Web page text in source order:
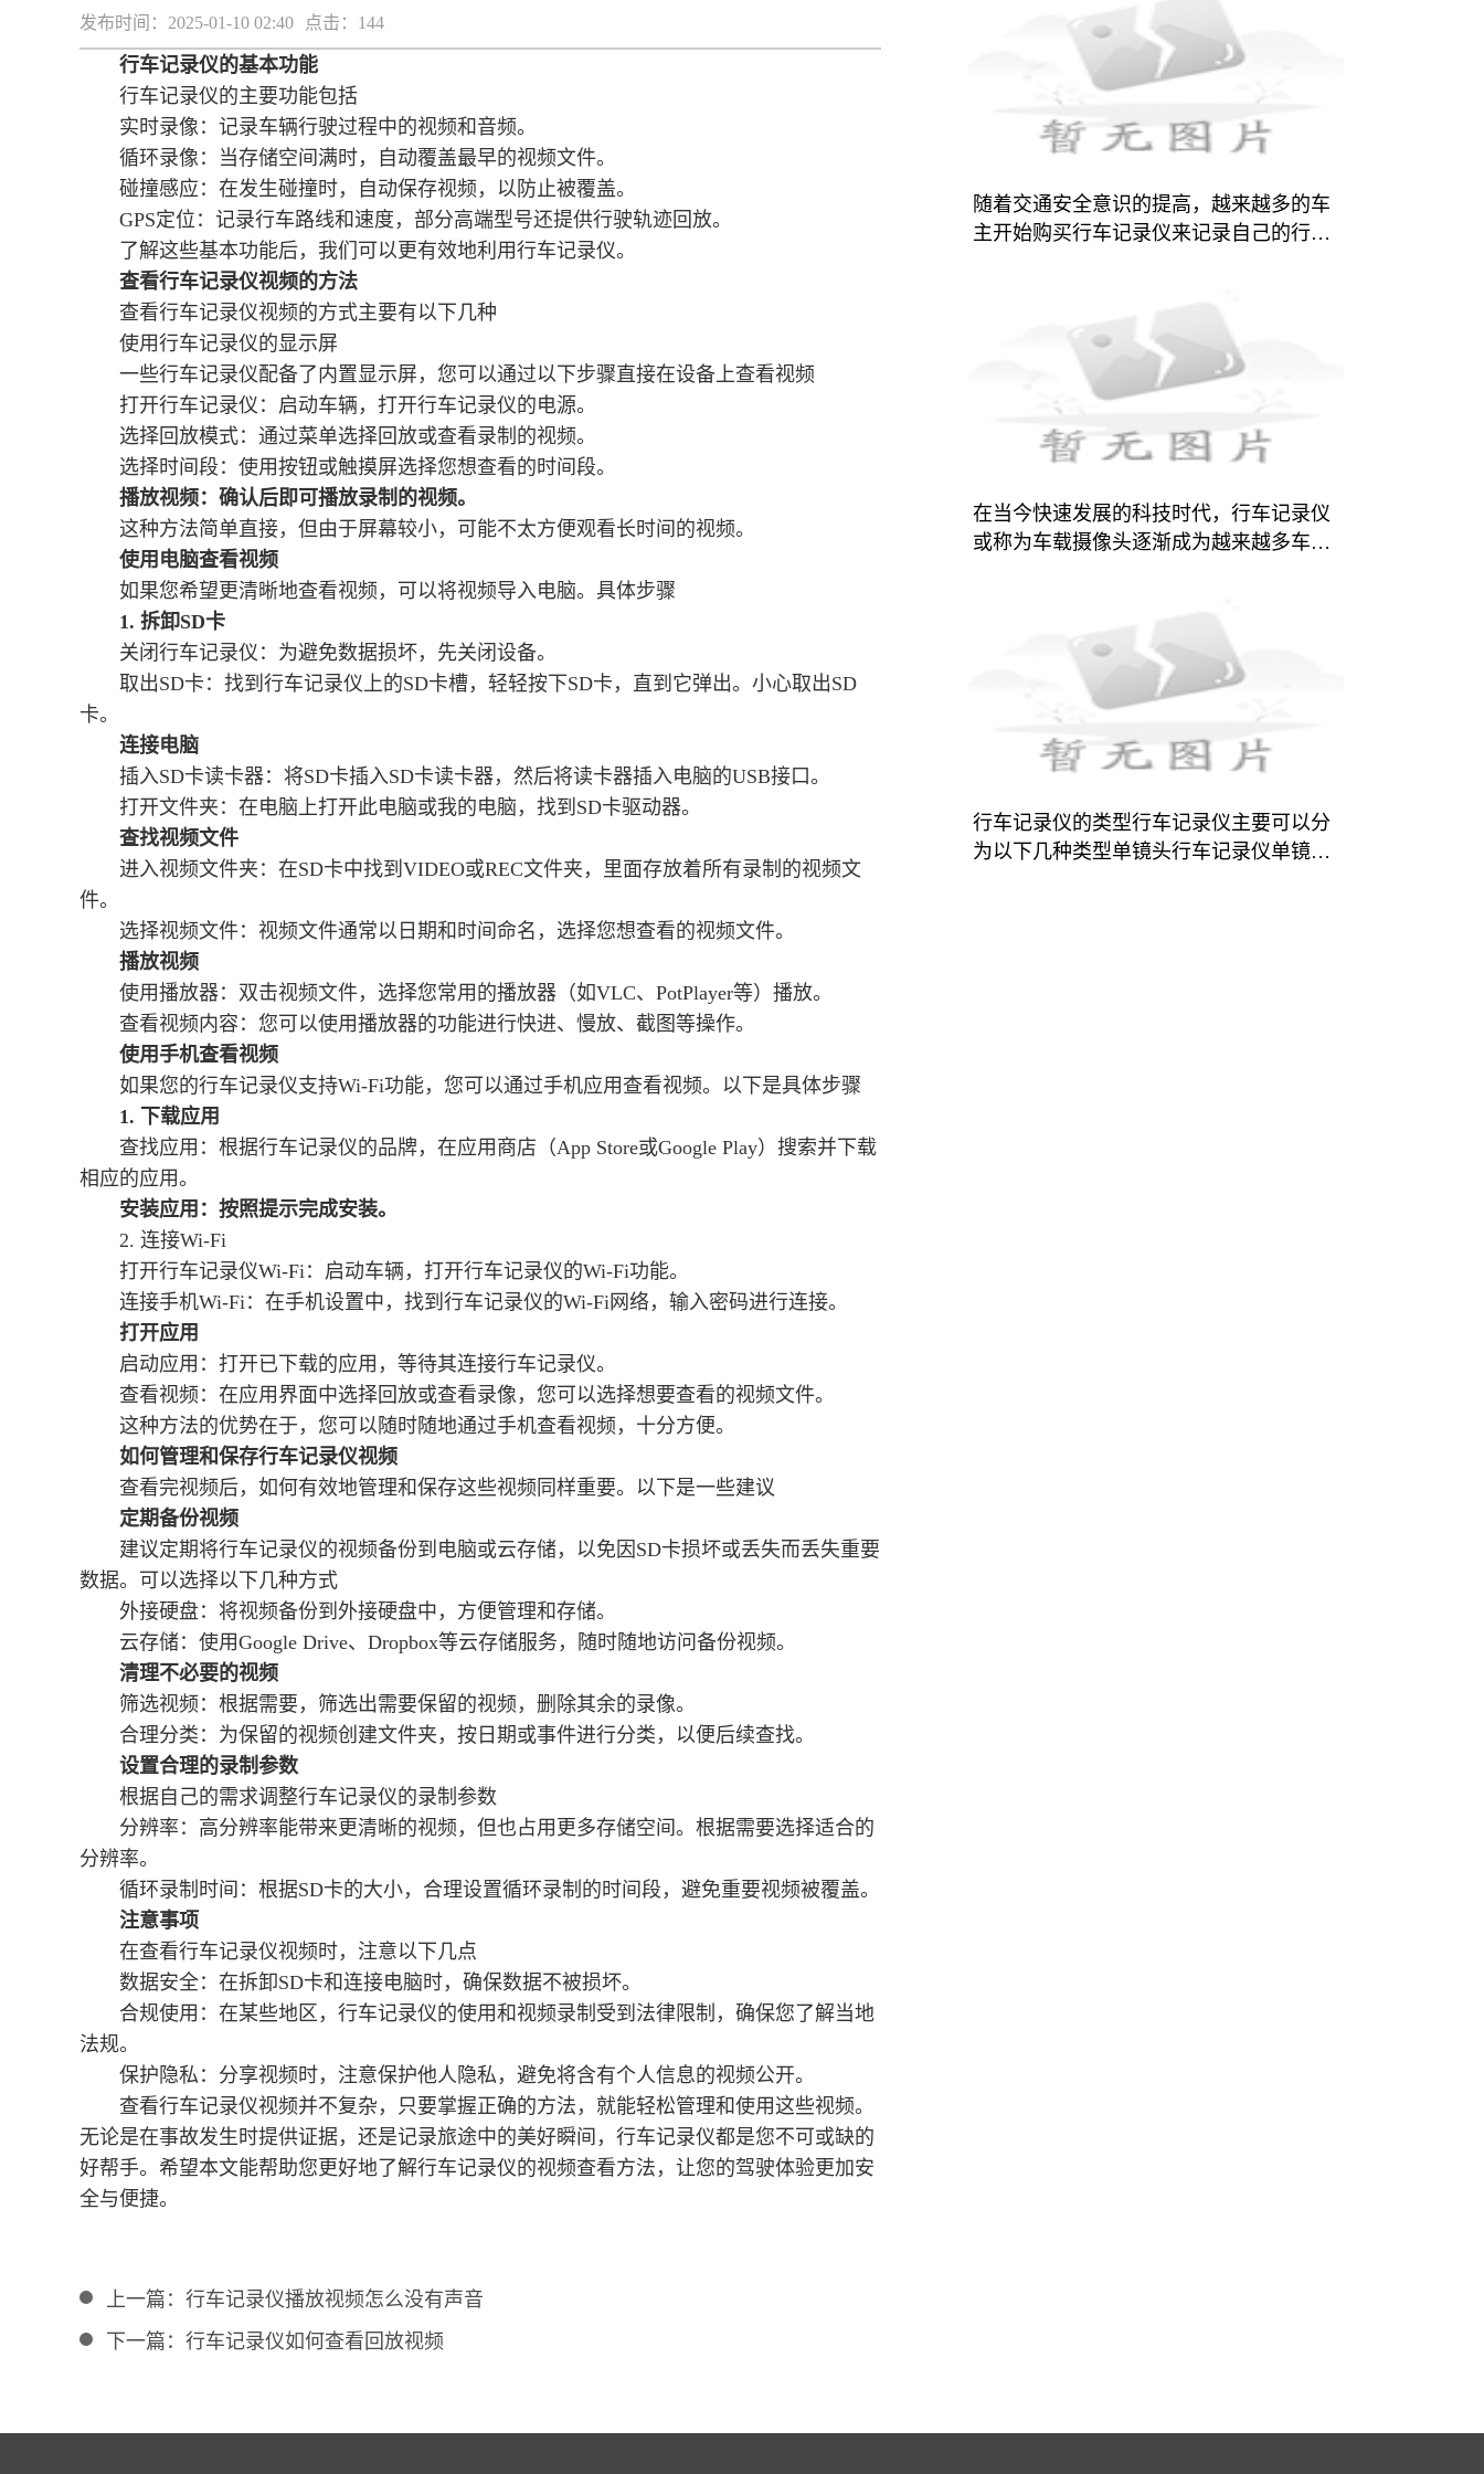
发布时间：2025-01-10 02:40 点击：144
行车记录仪的基本功能
行车记录仪的主要功能包括
实时录像：记录车辆行驶过程中的视频和音频。
循环录像：当存储空间满时，自动覆盖最早的视频文件。
碰撞感应：在发生碰撞时，自动保存视频，以防止被覆盖。
GPS定位：记录行车路线和速度，部分高端型号还提供行驶轨迹回放。
了解这些基本功能后，我们可以更有效地利用行车记录仪。
查看行车记录仪视频的方法
查看行车记录仪视频的方式主要有以下几种
使用行车记录仪的显示屏
一些行车记录仪配备了内置显示屏，您可以通过以下步骤直接在设备上查看视频
打开行车记录仪：启动车辆，打开行车记录仪的电源。
选择回放模式：通过菜单选择回放或查看录制的视频。
选择时间段：使用按钮或触摸屏选择您想查看的时间段。
播放视频：确认后即可播放录制的视频。
这种方法简单直接，但由于屏幕较小，可能不太方便观看长时间的视频。
使用电脑查看视频
如果您希望更清晰地查看视频，可以将视频导入电脑。具体步骤
1. 拆卸SD卡
关闭行车记录仪：为避免数据损坏，先关闭设备。
取出SD卡：找到行车记录仪上的SD卡槽，轻轻按下SD卡，直到它弹出。小心取出SD
卡。
连接电脑
插入SD卡读卡器：将SD卡插入SD卡读卡器，然后将读卡器插入电脑的USB接口。
打开文件夹：在电脑上打开此电脑或我的电脑，找到SD卡驱动器。
查找视频文件
进入视频文件夹：在SD卡中找到VIDEO或REC文件夹，里面存放着所有录制的视频文
件。
选择视频文件：视频文件通常以日期和时间命名，选择您想查看的视频文件。
播放视频
使用播放器：双击视频文件，选择您常用的播放器（如VLC、PotPlayer等）播放。
查看视频内容：您可以使用播放器的功能进行快进、慢放、截图等操作。
使用手机查看视频
如果您的行车记录仪支持Wi-Fi功能，您可以通过手机应用查看视频。以下是具体步骤
1. 下载应用
查找应用：根据行车记录仪的品牌，在应用商店（App Store或Google Play）搜索并下载
相应的应用。
安装应用：按照提示完成安装。
2. 连接Wi-Fi
打开行车记录仪Wi-Fi：启动车辆，打开行车记录仪的Wi-Fi功能。
连接手机Wi-Fi：在手机设置中，找到行车记录仪的Wi-Fi网络，输入密码进行连接。
打开应用
启动应用：打开已下载的应用，等待其连接行车记录仪。
查看视频：在应用界面中选择回放或查看录像，您可以选择想要查看的视频文件。
这种方法的优势在于，您可以随时随地通过手机查看视频，十分方便。
如何管理和保存行车记录仪视频
查看完视频后，如何有效地管理和保存这些视频同样重要。以下是一些建议
定期备份视频
建议定期将行车记录仪的视频备份到电脑或云存储，以免因SD卡损坏或丢失而丢失重要
数据。可以选择以下几种方式
外接硬盘：将视频备份到外接硬盘中，方便管理和存储。
云存储：使用Google Drive、Dropbox等云存储服务，随时随地访问备份视频。
清理不必要的视频
筛选视频：根据需要，筛选出需要保留的视频，删除其余的录像。
合理分类：为保留的视频创建文件夹，按日期或事件进行分类，以便后续查找。
设置合理的录制参数
根据自己的需求调整行车记录仪的录制参数
分辨率：高分辨率能带来更清晰的视频，但也占用更多存储空间。根据需要选择适合的
分辨率。
循环录制时间：根据SD卡的大小，合理设置循环录制的时间段，避免重要视频被覆盖。
注意事项
在查看行车记录仪视频时，注意以下几点
数据安全：在拆卸SD卡和连接电脑时，确保数据不被损坏。
合规使用：在某些地区，行车记录仪的使用和视频录制受到法律限制，确保您了解当地
法规。
保护隐私：分享视频时，注意保护他人隐私，避免将含有个人信息的视频公开。
查看行车记录仪视频并不复杂，只要掌握正确的方法，就能轻松管理和使用这些视频。
无论是在事故发生时提供证据，还是记录旅途中的美好瞬间，行车记录仪都是您不可或缺的
好帮手。希望本文能帮助您更好地了解行车记录仪的视频查看方法，让您的驾驶体验更加安
全与便捷。
上一篇： 行车记录仪播放视频怎么没有声音
下一篇： 行车记录仪如何查看回放视频
随着交通安全意识的提高，越来越多的车
主开始购买行车记录仪来记录自己的行车
在当今快速发展的科技时代，行车记录仪
或称为车载摄像头逐渐成为越来越多车主
行车记录仪的类型行车记录仪主要可以分
为以下几种类型单镜头行车记录仪单镜头